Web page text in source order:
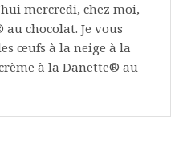
mercredi, chez moi,
au chocolat. Je vous
œufs à la neige à la
à la Danette® au